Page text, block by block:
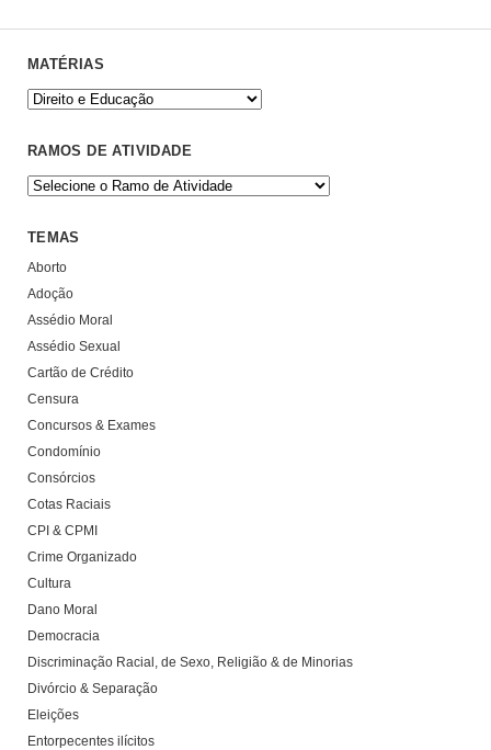
MATÉRIAS
RAMOS DE ATIVIDADE
TEMAS
Aborto
Adoção
Assédio Moral
Assédio Sexual
Cartão de Crédito
Censura
Concursos & Exames
Condomínio
Consórcios
Cotas Raciais
CPI & CPMI
Crime Organizado
Cultura
Dano Moral
Democracia
Discriminação Racial, de Sexo, Religião & de Minorias
Divórcio & Separação
Eleições
Entorpecentes ilícitos